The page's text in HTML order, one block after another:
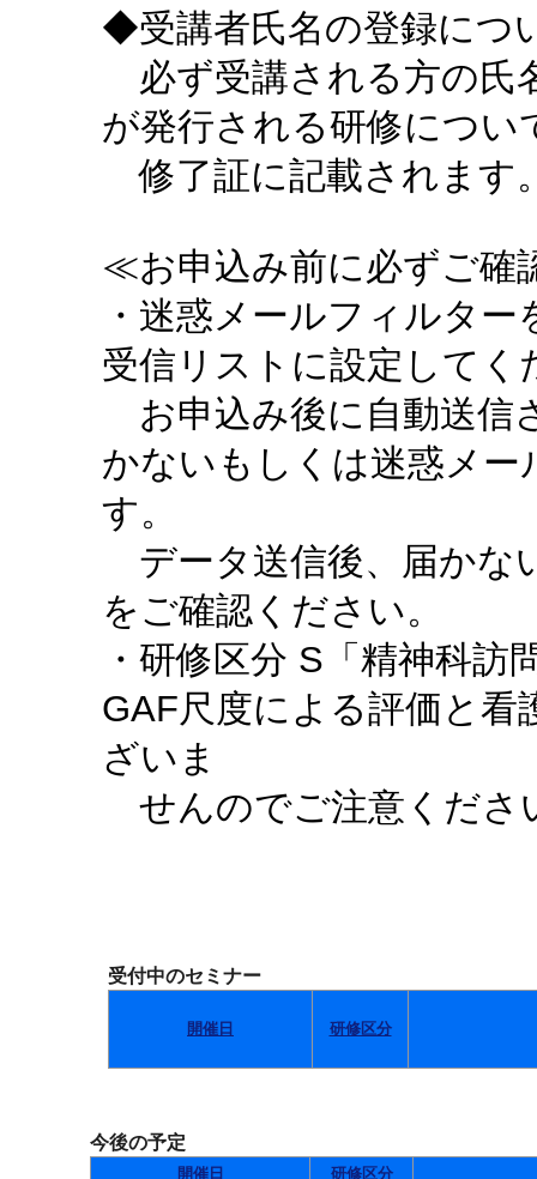
◆受講者氏名の登録につ
必ず受講される方の氏
が発行される研修につい
修了証に記載されます
≪お申込み前に必ずご確
・迷惑メールフィルタ
受信リストに設定してく
お申込み後に自動送信
かないもしくは迷惑メ
す。
データ送信後、届かな
をご確認ください。
・研修区分 S「精神科
GAF尺度による評価と看
ざいま
せんのでご注意くださ
受付中のセミナー
開催日 研修区分
今後の予定
開催日 研修区分